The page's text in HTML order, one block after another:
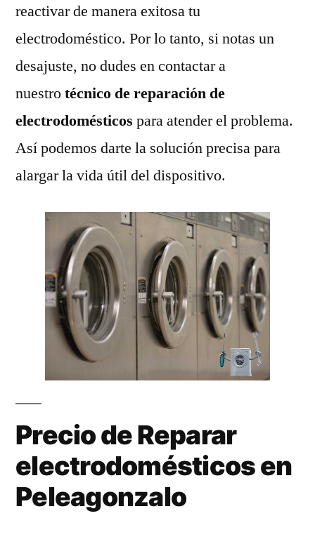
reactivar de manera exitosa tu
electrodoméstico. Por lo tanto, si notas un
desajuste, no dudes en contactar a
nuestrotécnico de reparación de
electrodomésticos para atender el problema.
Así podemos darte la solución precisa para
alargar la vida útil del dispositivo.
Precio de Reparar
electrodomésticos en
Peleagonzalo